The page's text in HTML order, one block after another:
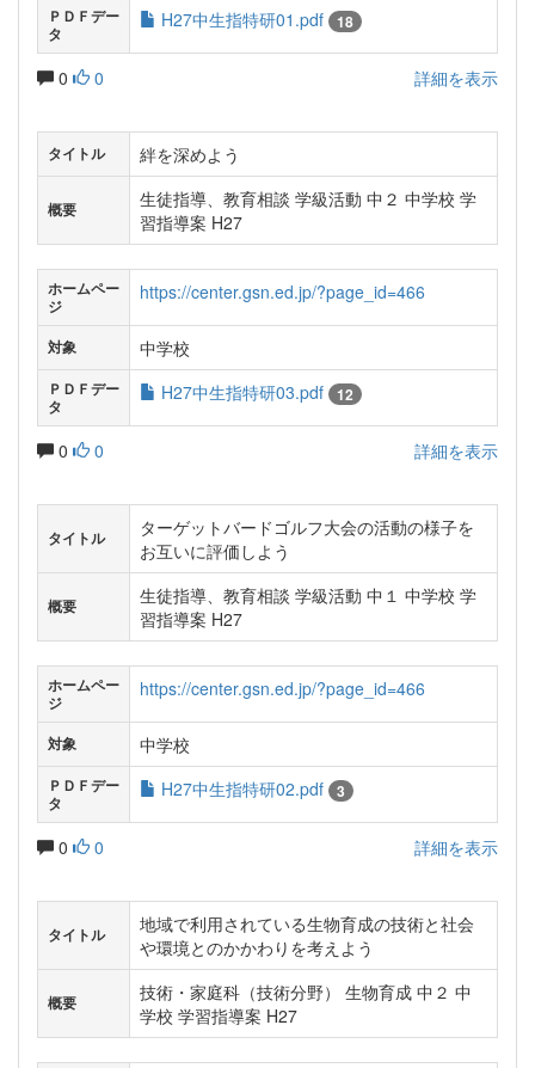
ＰＤＦデー
タ
H27中生指特研01.pdf 18
0 0 詳細を表示
タイトル 絆を深めよう
概要
生徒指導、教育相談 学級活動 中２ 中学校 学
習指導案 H27
ホームペー
ジ
https://center.gsn.ed.jp/?page_id=466
対象 中学校
ＰＤＦデー
タ
H27中生指特研03.pdf 12
0 0 詳細を表示
タイトル
ターゲットバードゴルフ大会の活動の様子を
お互いに評価しよう
概要
生徒指導、教育相談 学級活動 中１ 中学校 学
習指導案 H27
ホームペー
ジ
https://center.gsn.ed.jp/?page_id=466
対象 中学校
ＰＤＦデー
タ
H27中生指特研02.pdf 3
0 0 詳細を表示
タイトル
地域で利用されている生物育成の技術と社会
や環境とのかかわりを考えよう
概要
技術・家庭科（技術分野） 生物育成 中２ 中
学校 学習指導案 H27